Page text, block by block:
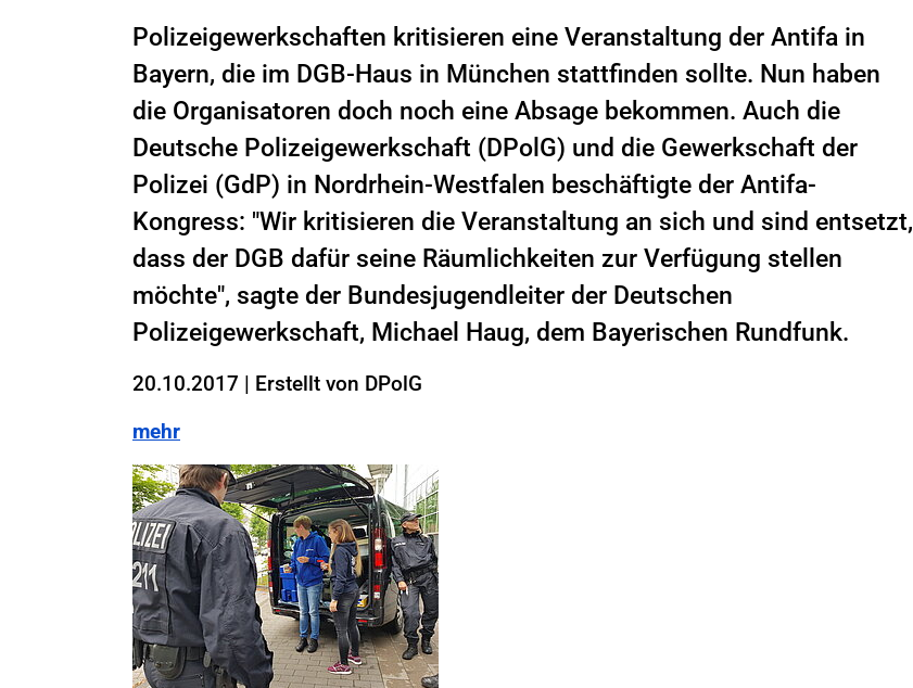
Polizeigewerkschaften kritisieren eine Veranstaltung der Antifa in
Bayern, die im DGB-Haus in München stattfinden sollte. Nun haben
die Organisatoren doch noch eine Absage bekommen. Auch die
Deutsche Polizeigewerkschaft (DPolG) und die Gewerkschaft der
Polizei (GdP) in Nordrhein-Westfalen beschäftigte der Antifa-
Kongress: "Wir kritisieren die Veranstaltung an sich und sind entsetzt,
dass der DGB dafür seine Räumlichkeiten zur Verfügung stellen
möchte", sagte der Bundesjugendleiter der Deutschen
Polizeigewerkschaft, Michael Haug, dem Bayerischen Rundfunk.
20.10.2017 | Erstellt von DPolG
mehr